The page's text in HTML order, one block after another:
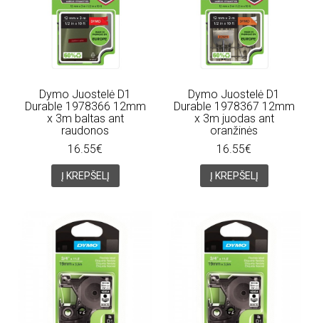
Dymo Juostelė D1
Durable 1978366 12mm
x 3m baltas ant
raudonos
16.55€
Į KREPŠELĮ
Dymo Juostelė D1
Durable 1978367 12mm
x 3m juodas ant
oranžinės
16.55€
Į KREPŠELĮ